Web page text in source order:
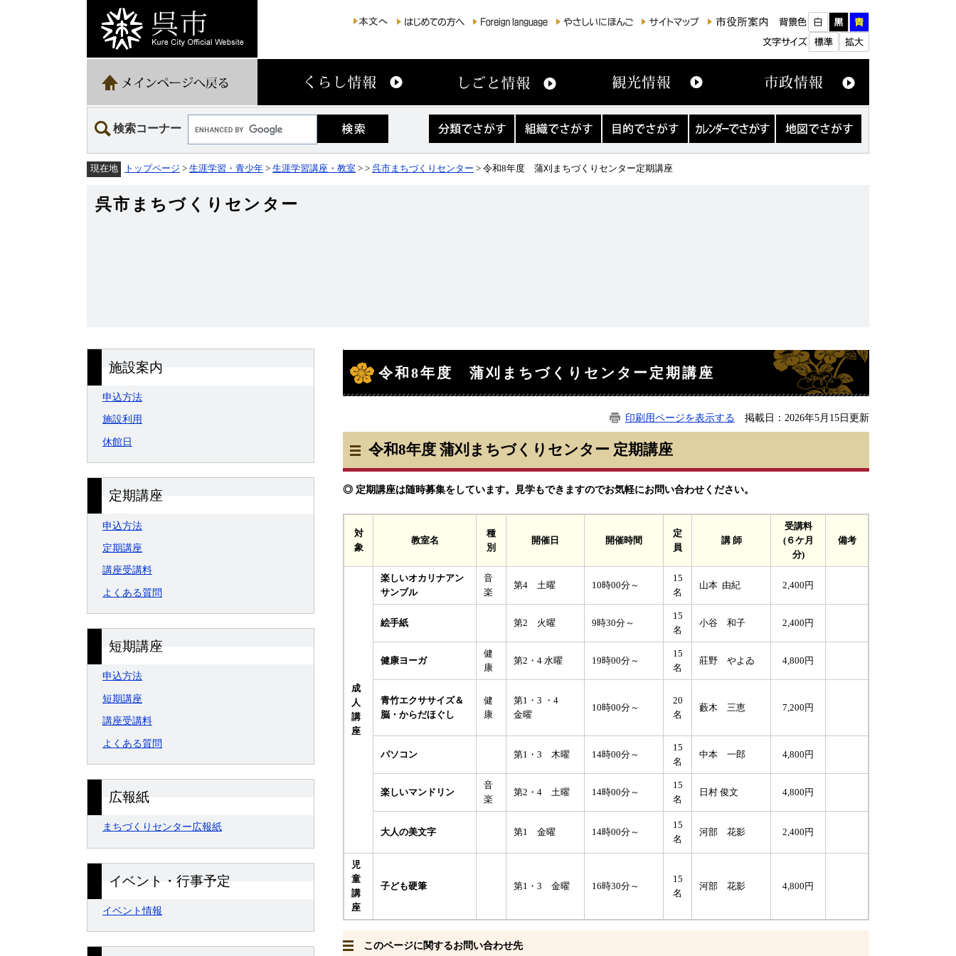
検索コーナー
カ
ス
ム
索
が
織
さ
が
が
レ
図
現在地 トップページ > 生涯学習・青少年 > 生涯学習講座・教室 > > 呉市まちづくりセンター > 令和8年度 蒲刈まちづくりセンター定期講座
呉市まちづくりセンター
施設案内
申込方法
施設利用
休館日
定期講座
申込方法
定期講座
講座受講料
よくある質問
短期講座
申込方法
短期講座
講座受講料
よくある質問
広報紙
まちづくりセンター広報紙
イベント・行事予定
イベント情報
文
令和8年度 蒲刈まちづくりセンター定期講座
印刷用ページを表示する 掲載日：2026年5月15日更新
令和8年度 蒲刈まちづくりセンター 定期講座
◎ 定期講座は随時募集をしています。見学もできますのでお気軽にお問い合わせください。
対
象
教室名
種
別
開催日 開催時間
定
員
講 師
受講料
(６ケ月
分)
備考
成
人
講
座
楽しいオカリナアン
サンブル
音
楽
第4 土曜 10時00分～
15
名
山本 由紀 2,400円
絵手紙 第2 火曜 9時30分～
15
名
小谷 和子 2,400円
健康ヨーガ
健
康
第2・4 水曜 19時00分～
15
名
莊野 やよゐ 4,800円
青竹エクササイズ＆
脳・からだほぐし
健
康
第1・3 ・4
金曜
10時00分～
20
名
藪木 三恵 7,200円
パソコン 第1・3 木曜 14時00分～
15
名
中本 一郎 4,800円
楽しいマンドリン
音
楽
第2・4 土曜 14時00分～
15
名
日村 俊文 4,800円
大人の美文字 第1 金曜 14時00分～
15
名
河部 花影 2,400円
児
童
講
座
子ども硬筆 第1・3 金曜 16時30分～
15
名
河部 花影 4,800円
このページに関するお問い合わせ先